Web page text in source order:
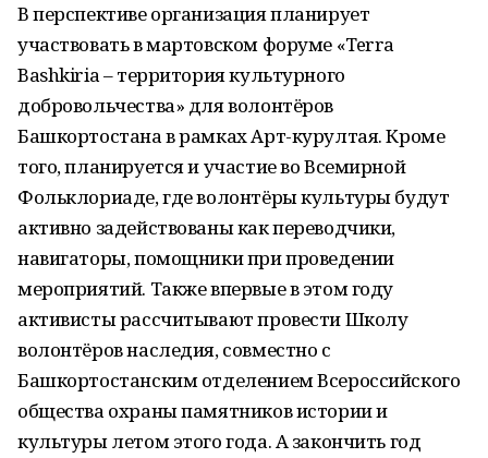
В перспективе организация планирует
участвовать в мартовском форуме «Terra
Bashkiria – территория культурного
добровольчества» для волонтёров
Башкортостана в рамках Арт-курултая. Кроме
того, планируется и участие во Всемирной
Фольклориаде, где волонтёры культуры будут
активно задействованы как переводчики,
навигаторы, помощники при проведении
мероприятий. Также впервые в этом году
активисты рассчитывают провести Школу
волонтёров наследия, совместно с
Башкортостанским отделением Всероссийского
общества охраны памятников истории и
культуры летом этого года. А закончить год